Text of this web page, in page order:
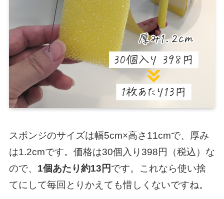
スポンジのサイズは幅5cm×高さ11cmで、厚み
は1.2cmです。価格は30個入り398円（税込）な
ので、 1個あたり約13円です。これなら使い捨
てにして毎回とりかえても惜しくないですね。